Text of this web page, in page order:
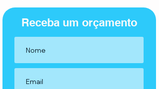
Receba um orçamento